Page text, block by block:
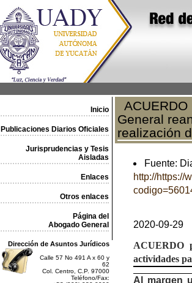
Inicio
Publicaciones Diarios Oficiales
Jurisprudencias y Tesis
Aisladas
Enlaces
Otros enlaces
Página del
Abogado General
Dirección de Asuntos Jurídicos
Calle 57 No 491 A x 60 y
62
Col. Centro, C.P. 97000
Teléfono/Fax:
General
realización
Fuente:
http://https://
2020-09-29
ACUERDO
actividades
Al margen